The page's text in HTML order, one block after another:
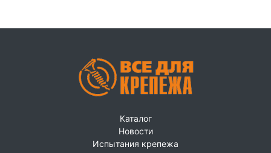
Каталог
Новости
Испытания крепежа